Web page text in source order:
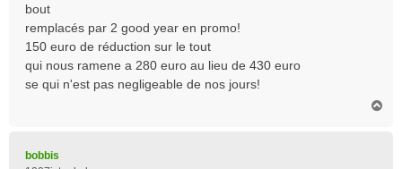
a
g
e
bout
remplacés par 2 good year en promo!
150 euro de réduction sur le tout
qui nous ramene a 280 euro au lieu de 430 euro
se qui n'est pas negligeable de nos jours!
bobbis